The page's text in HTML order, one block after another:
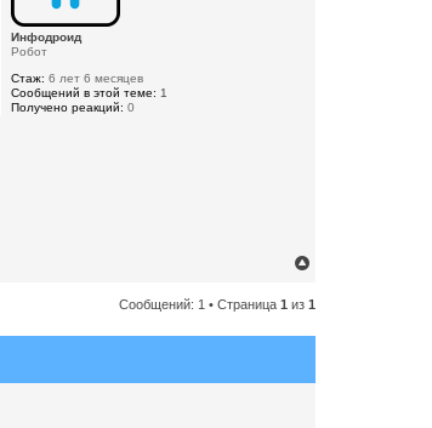
Инфодроид
Робот
Стаж: 6 лет 6 месяцев
Сообщений в этой теме: 1
Получено реакций: 0
р
Сообщений: 1 • Страница 1 из 1